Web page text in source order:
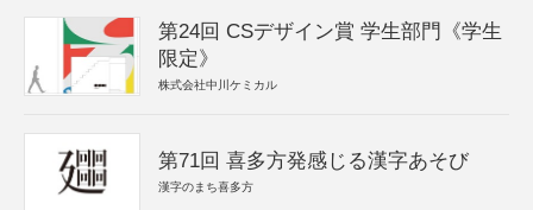
第24回 CSデザイン賞 学生部門《学生
限定》
株式会社中川ケミカル
第71回 喜多方発感じる漢字あそび
漢字のまち喜多方